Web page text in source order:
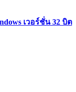
เวอร์ชั่น 32 บิต